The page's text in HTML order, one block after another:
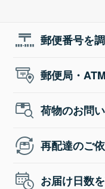
郵便番号を
郵便局・
荷物のお問
再配達のご
お届け日数